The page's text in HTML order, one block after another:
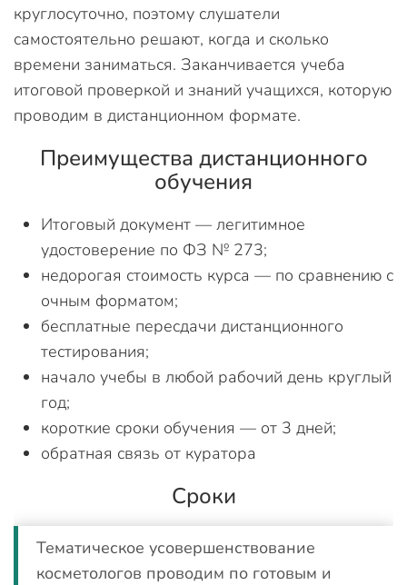
круглосуточно, поэтому слушатели
самостоятельно решают, когда и сколько
времени заниматься. Заканчивается учеба
итоговой проверкой и знаний учащихся, которую
проводим в дистанционном формате.
Преимущества дистанционного
обучения
Итоговый документ — легитимное
удостоверение по ФЗ № 273;
недорогая стоимость курса — по сравнению с
очным форматом;
бесплатные пересдачи дистанционного
тестирования;
начало учебы в любой рабочий день круглый
год;
короткие сроки обучения — от 3 дней;
обратная связь от куратора
Сроки
Тематическое усовершенствование
косметологов проводим по готовым и